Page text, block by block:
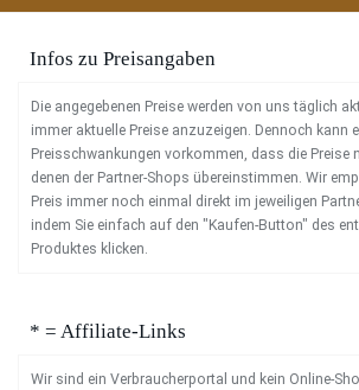
Infos zu Preisangaben
Die angegebenen Preise werden von uns täglich
immer aktuelle Preise anzuzeigen. Dennoch kann
Preisschwankungen vorkommen, dass die Preise
denen der Partner-Shops übereinstimmen. Wir
Preis immer noch einmal direkt im jeweiligen
indem Sie einfach auf den "Kaufen-Button" des
Produktes klicken.
* = Affiliate-Links
Wir sind ein Verbraucherportal und kein Online-